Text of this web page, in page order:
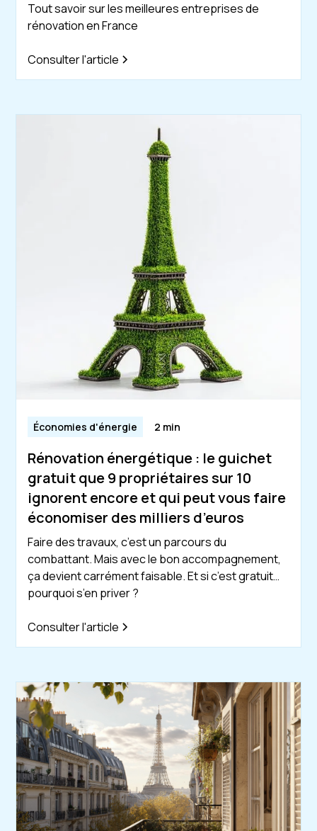
Tout savoir sur les meilleures entreprises de
rénovation en France
Consulter l'article
Économies d'énergie 2 min
Rénovation énergétique : le guichet
gratuit que 9 propriétaires sur 10
ignorent encore et qui peut vous faire
économiser des milliers d’euros
Faire des travaux, c’est un parcours du
combattant. Mais avec le bon accompagnement,
ça devient carrément faisable. Et si c’est gratuit…
pourquoi s’en priver ?
Consulter l'article